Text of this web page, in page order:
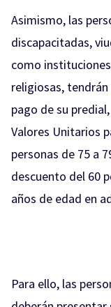
Asimismo, las
discapacitadas,
como
religiosas,
pago de su
Valores Unitarios
personas de 75 a
descuento del 60
años de edad en
Para ello, las